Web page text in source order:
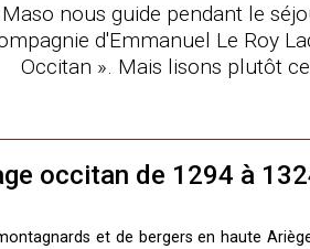
nous guide pendant le
d'Emmanuel Le Roy
Occitan ». Mais lisons plutôt
occitan de 1294 à
et de bergers en haute